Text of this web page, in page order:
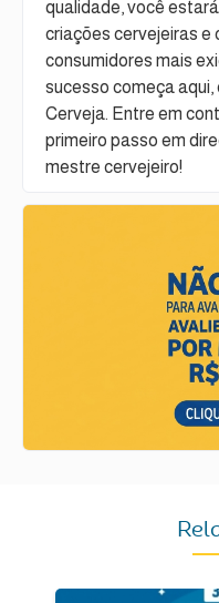
qualidade, você
criações cervejeiras e
consumidores mais
sucesso começa aqui,
Cerveja. Entre em
primeiro passo em
mestre cervejeiro!